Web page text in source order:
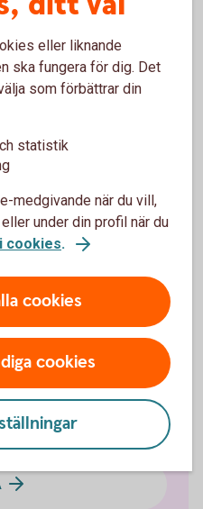
svar om
att kunna handla?
eller liknande
ska fungera för dig. Det
som förbättrar din
statistik
medgivande när du vill,
under din profil när du
cookies.
cookies
cookies